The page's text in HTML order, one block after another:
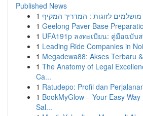
Published News
1 לזוגות : המדריך המקיף
1 Geelong Paver Base
1 UFA191p ลงทะเบียน: คู่มือฉบั
1 Leading Ride Companies in
1 Megadewa88: Akses Terbaru
1 The Anatomy of Legal
Ca...
1 Ratudepo: Profil dan
1 BookMyGlow – Your Easy
Sal...